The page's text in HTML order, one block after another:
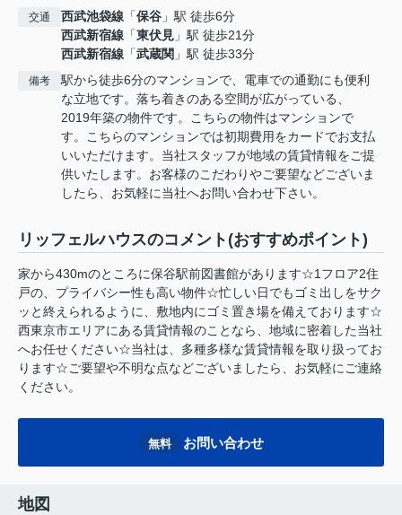
交通 西武池袋線 「保谷 」駅 徒歩6分
西武新宿線 「東伏見 」駅 徒歩21分
西武新宿線 「武蔵関 」駅 徒歩33分
備考
駅から徒歩6分のマンションで、電車での通勤にも便利
な立地です。落ち着きのある空間が広がっている、
2019年築の物件です。こちらの物件はマンションで
す。こちらのマンションでは初期費用をカードでお支払
いいただけます。当社スタッフが地域の賃貸情報をご提
供いたします。お客様のこだわりやご要望などございま
したら、お気軽に当社へお問い合わせ下さい。
リッフェルハウスのコメント(おすすめポイント)
家から430mのところに保谷駅前図書館があります☆1フロア2住
戸の、プライバシー性も高い物件☆忙しい日でもゴミ出しをサク
ッと終えられるように、敷地内にゴミ置き場を備えております☆
西東京市エリアにある賃貸情報のことなら、地域に密着した当社
へお任せください☆当社は、多種多様な賃貸情報を取り扱ってお
ります☆ご要望や不明な点などございましたら、お気軽にご連絡
ください。
無料 お問い合わせ
地図